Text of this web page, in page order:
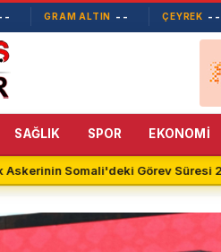
GRAM ALTIN -- ÇEYREK --
SAĞLIK SPOR EKONOMİ
Somali'deki Görev Süresi 2